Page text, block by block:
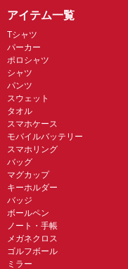
アイテム一覧
Tシャツ
パーカー
ポロシャツ
シャツ
パンツ
スウェット
タオル
スマホケース
モバイルバッテリー
スマホリング
バッグ
マグカップ
キーホルダー
バッジ
ボールペン
ノート・手帳
メガネクロス
ゴルフボール
ミラー